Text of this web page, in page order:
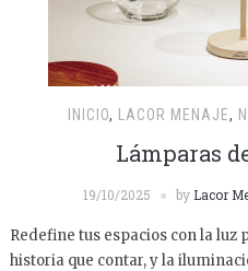
INICIO, LACOR MENAJE,
Lámparas
19/10/2025 by Lacor
Redefine tus espacios con la
historia que contar, y la